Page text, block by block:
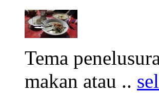
Tema
makan atau ..